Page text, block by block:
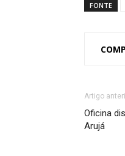
FONTE
Artigo
Oficina
Arujá